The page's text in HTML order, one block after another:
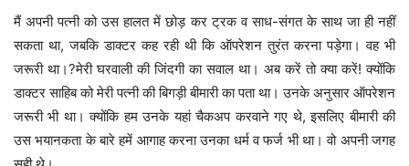
मैं अपनी पत्नी को उस हालत में छोड़ कर ट्रक व साध-संगत के साथ जा ही नहीं
सकता था, जबकि डाक्टर कह रही थी कि ऑपरेशन तुरंत करना पड़ेगा। वह भी
जरूरी था।?मेरी घरवाली की जिंदगी का सवाल था। अब करें तो क्या करें! क्योंकि
डाक्टर साहिब को मेरी पत्नी की बिगड़ी बीमारी का पता था। उनके अनुसार ऑपरेशन
जरूरी भी था। क्योंकि हम उनके यहां चैकअप करवाने गए थे, इसलिए बीमारी की
उस भयानकता के बारे हमें आगाह करना उनका धर्म व फर्ज भी था। वो अपनी जगह